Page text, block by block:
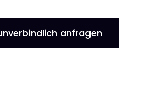
anfragen